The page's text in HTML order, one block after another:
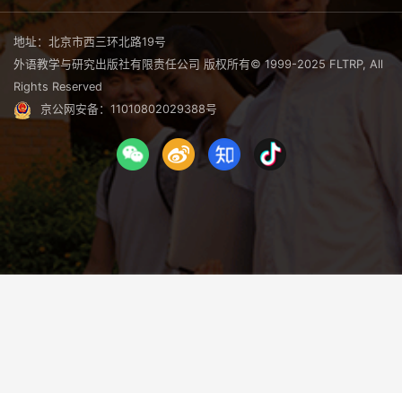
地址：北京市西三环北路19号
外语教学与研究出版社有限责任公司 版权所有© 1999-2025 FLTRP, All
Rights Reserved
京公网安备：11010802029388号